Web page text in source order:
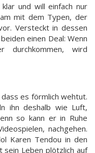
und will einfach nur
mit dem Typen, der
Versteckt in dessen
einen Deal: Wenn
durchkommen, wird
es förmlich wehtut.
ihn deshalb wie Luft,
so kann er in Ruhe
nachgehen.
Karen Tendou in den
sein Leben plötzlich auf